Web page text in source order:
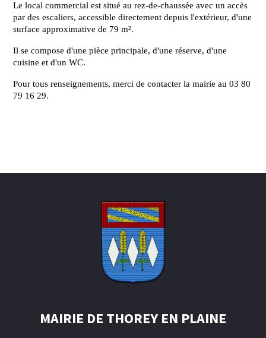
Le local commercial est situé au rez-de-chaussée avec un accès
par des escaliers, accessible directement depuis l'extérieur, d'une
surface approximative de 79 m².
Il se compose d'une pièce principale, d'une réserve, d'une
cuisine et d'un WC.
Pour tous renseignements, merci de contacter la mairie au 03 80
79 16 29.
MAIRIE DE THOREY EN PLAINE